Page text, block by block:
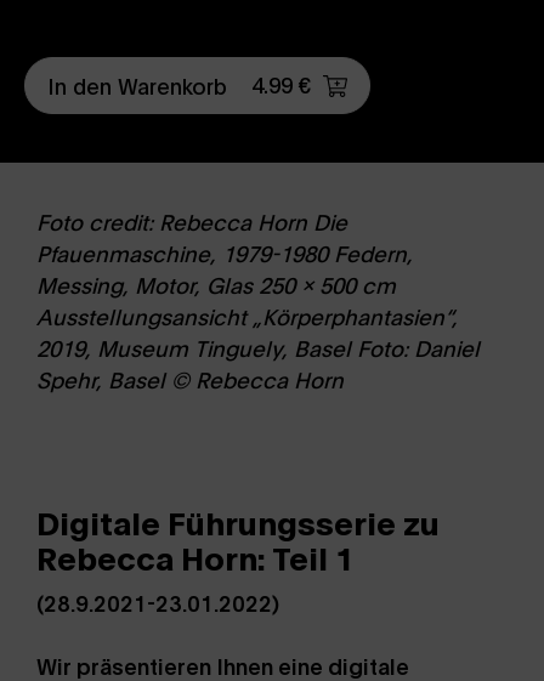
In den Warenkorb 4.99 €
Foto credit: Rebecca Horn Die
Pfauenmaschine, 1979-1980 Federn,
Messing, Motor, Glas 250 x 500 cm
Ausstellungsansicht „Körperphantasien“,
2019, Museum Tinguely, Basel Foto: Daniel
Spehr, Basel © Rebecca Horn
Digitale Führungsserie zu
Rebecca Horn: Teil 1
(28.9.2021-23.01.2022)
Wir präsentieren Ihnen eine digitale